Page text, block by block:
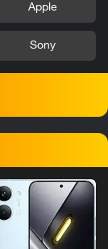
Apple
Sony